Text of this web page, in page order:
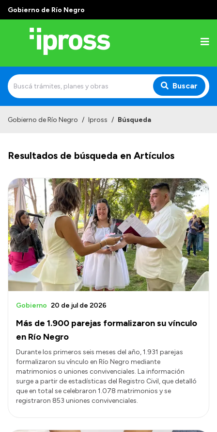
Gobierno de Río Negro
Buscar
¿Qué es IPROSS?
Autoridades
Delegaciones
Consultorios Propios
Presentación CV
Transparencia
Inversión en Salud
Licitaciones
Gobierno de Río Negro / Ipross / Búsqueda
Resultados de búsqueda en Artículos
Más de 1.900 parejas formalizaron su vínculo
en Río Negro
Gobierno 20 de jul de 2026
Durante los primeros seis meses del año, 1.931 parejas
formalizaron su vínculo en Río Negro mediante
matrimonios o uniones convivenciales. La información
surge a partir de estadísticas del Registro Civil, que detalló
que en total se celebraron 1.078 matrimonios y se
registraron 853 uniones convivenciales.